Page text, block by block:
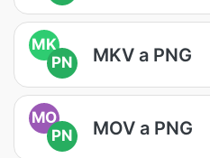
MK
PN
MKV a PNG
MO
PN
MOV a PNG